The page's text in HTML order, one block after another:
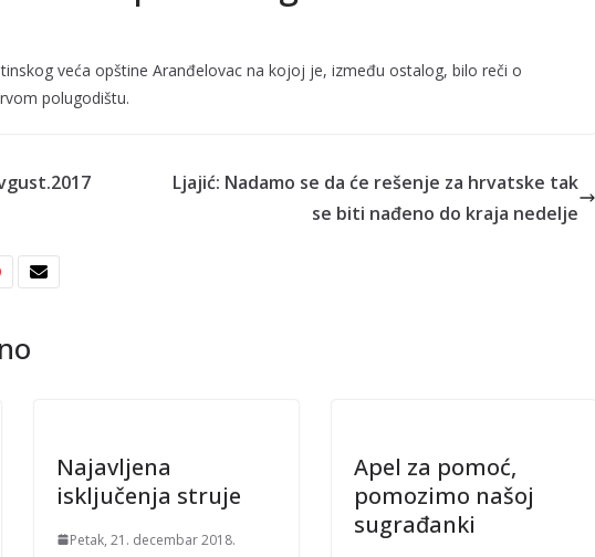
veća opštine Aranđelovac na kojoj je, između ostalog, bilo reči o
polugodištu.
Ljajić: Nadamo se da će rešenje za hrvatske tak
se biti nađeno do kraja nedelje
Najavljena
isključenja struje
Petak, 21. decembar 2018.
Apel za pomoć,
pomozimo našoj
sugrađanki